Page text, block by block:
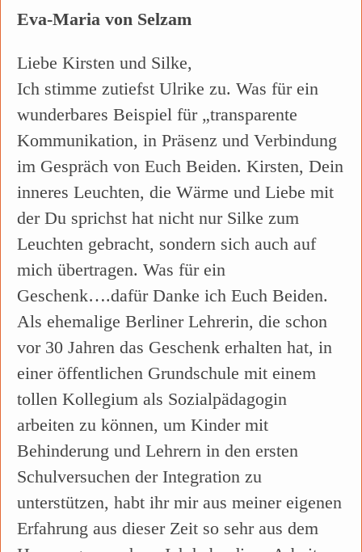
Eva-Maria von Selzam
Liebe Kirsten und Silke,
Ich stimme zutiefst Ulrike zu. Was für ein
wunderbares Beispiel für „transparente
Kommunikation, in Präsenz und Verbindung
im Gespräch von Euch Beiden. Kirsten, Dein
inneres Leuchten, die Wärme und Liebe mit
der Du sprichst hat nicht nur Silke zum
Leuchten gebracht, sondern sich auch auf
mich übertragen. Was für ein
Geschenk….dafür Danke ich Euch Beiden.
Als ehemalige Berliner Lehrerin, die schon
vor 30 Jahren das Geschenk erhalten hat, in
einer öffentlichen Grundschule mit einem
tollen Kollegium als Sozialpädagogin
arbeiten zu können, um Kinder mit
Behinderung und Lehrern in den ersten
Schulversuchen der Integration zu
unterstützen, habt ihr mir aus meiner eigenen
Erfahrung aus dieser Zeit so sehr aus dem